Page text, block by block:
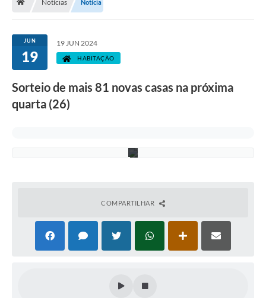
Notícias Notícia
JUN
19
19 JUN 2024
HABITAÇÃO
Sorteio de mais 81 novas casas na próxima
quarta (26)
o
COMPARTILHAR